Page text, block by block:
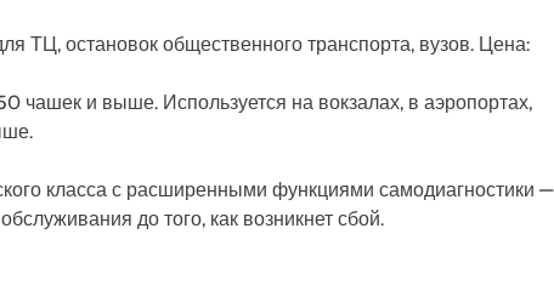
ТЦ, остановок общественного транспорта, вузов. Цена:
чашек и выше. Используется на вокзалах, в аэропортах,
класса с расширенными функциями самодиагностики —
до того, как возникнет сбой.